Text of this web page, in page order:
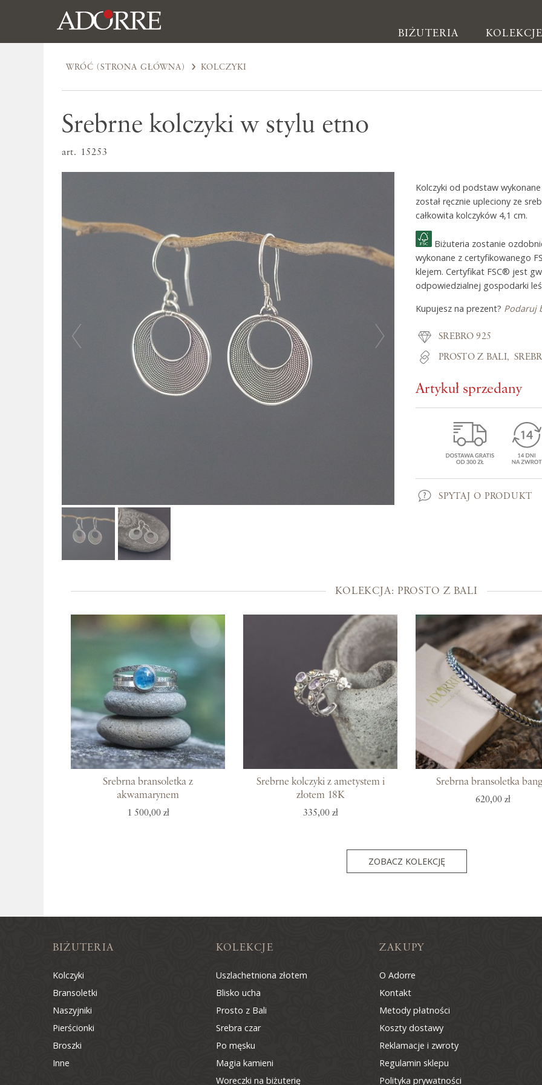
BIŻUTERIA KOLEKCJE
Biżuteria
Pierścionki
Broszki
Inne
Z miłości
O Adorre
Wyspa pełna inspiracji
Prosto z Bali
Uszlachetniona złotem
Srebra czar
Magia kamieni
Po męsku
Woreczki na biżuterię
Bony podarunkowe
WRÓĆ (STRONA GŁÓWNA) KOLCZYKI
Srebrne kolczyki w stylu etno
art. 15253
Kolczyki od podstaw
został ręcznie upleciony ze
całkowita kolczyków 4,1 cm.
Biżuteria zostanie
wykonane z certyfikowanego
klejem. Certyfikat FSC® jest
odpowiedzialnej gospodarki
Kupujesz na prezent? Podaruj
SREBRO 925
PROSTO Z BALI
Artykuł sprzedany
SPYTAJ O PRODUKT
KOLEKCJA: PROSTO Z BALI
Srebrna bransoletka z
akwamarynem
1 500,00 zł
Srebrne kolczyki z ametystem i
złotem 18K
335,00 zł
Srebrna bransoletka
620,00 zł
ZOBACZ KOLEKCJĘ
BIŻUTERIA
Kolczyki
Bransoletki
Naszyjniki
Pierścionki
Broszki
Inne
KOLEKCJE
Uszlachetniona złotem
Blisko ucha
Prosto z Bali
Srebra czar
Po męsku
Magia kamieni
Woreczki na biżuterię
ZAKUPY
O Adorre
Kontakt
Metody płatności
Koszty dostawy
Reklamacje i zwroty
Regulamin sklepu
Polityka prywatności